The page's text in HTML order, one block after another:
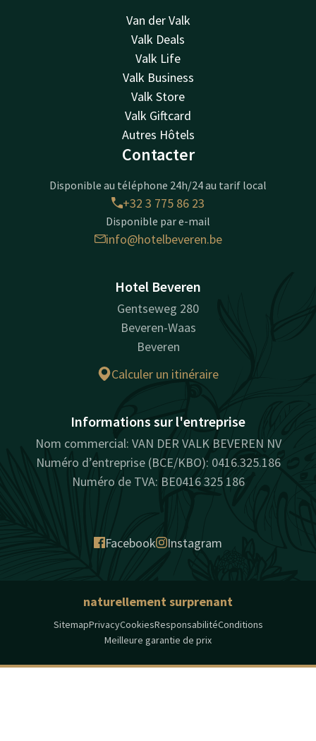
Van der Valk
Valk Deals
Valk Life
Valk Business
Valk Store
Valk Giftcard
Autres Hôtels
Contacter
Disponible au téléphone 24h/24 au tarif local
+32 3 775 86 23
Disponible par e-mail
info@hotelbeveren.be
Hotel Beveren
Gentseweg 280
Beveren-Waas
Beveren
Calculer un itinéraire
Informations sur l'entreprise
Nom commercial: VAN DER VALK BEVEREN NV
Numéro d’entreprise (BCE/KBO): 0416.325.186
Numéro de TVA: BE0416 325 186
Facebook Instagram
naturellement surprenant
SitemapPrivacyCookiesResponsabilitéConditions
Meilleure garantie de prix